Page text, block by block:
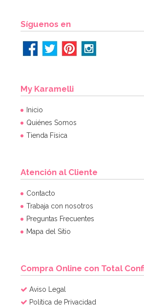
Síguenos en
My Karamelli
Inicio
Quiénes Somos
Tienda Física
Atención al Cliente
Contacto
Trabaja con nosotros
Preguntas Frecuentes
Mapa del Sitio
Compra Online con Total
Aviso Legal
Política de Privacidad